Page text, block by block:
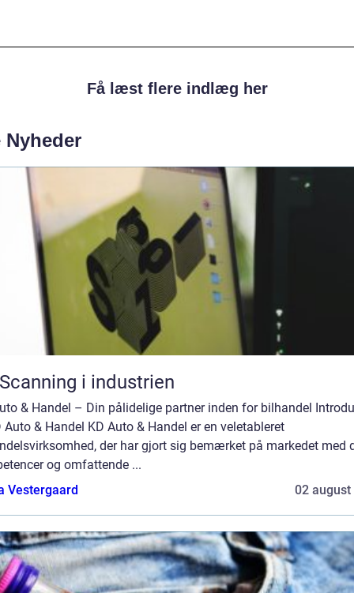
Få læst flere indlæg her
Nyheder
i industrien
& Handel – Din pålidelige partner inden for bilhandel
Auto & Handel KD Auto & Handel er en veletableret
der har gjort sig bemærket på markedet med
og omfattende ...
Vestergaard
02 august